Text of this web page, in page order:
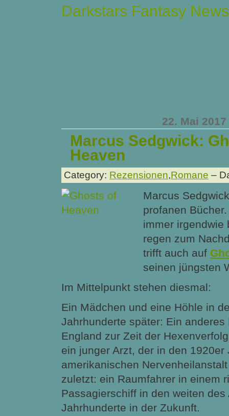
Darkstars Fantasy News
22. Mai 2017
Marcus Sedgwick:
Heaven
Category: Rezensionen,Romane –
Marcus
profanen
immer irgendwie
regen zum
trifft auch auf
seinen jüngsten
Im Mittelpunkt stehen diesmal:
Ein Mädchen und eine Höhle in
Jahrhunderte später: Ein anderes
England zur Zeit der
ein junger Arzt, der in den 1920er
amerikanischen
zuletzt: ein Raumfahrer in einem
Passagierschiff in den weiten des
Jahrhunderte in der Zukunft.